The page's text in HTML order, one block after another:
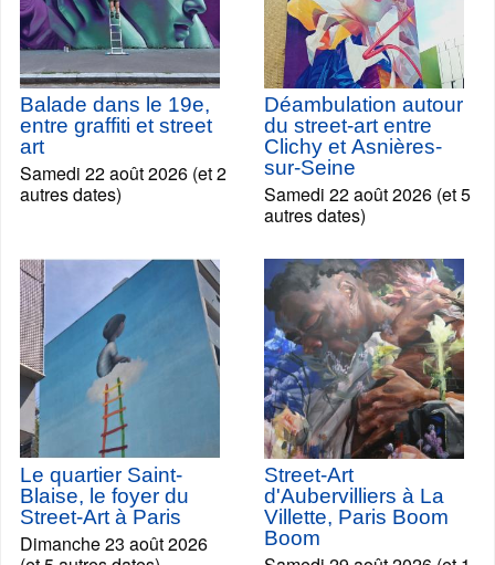
Balade dans le 19e,
entre graffiti et street
art
Samedi 22 août 2026 (et 2
autres dates)
Déambulation autour
du street-art entre
Clichy et Asnières-
sur-Seine
Samedi 22 août 2026 (et 5
autres dates)
Le quartier Saint-
Blaise, le foyer du
Street-Art à Paris
Dimanche 23 août 2026
Street-Art
d'Aubervilliers à La
Villette, Paris Boom
Boom